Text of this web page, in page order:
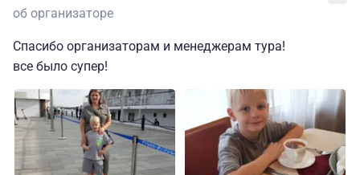
об организаторе
Спасибо организаторам и менеджерам тура!
все было супер!